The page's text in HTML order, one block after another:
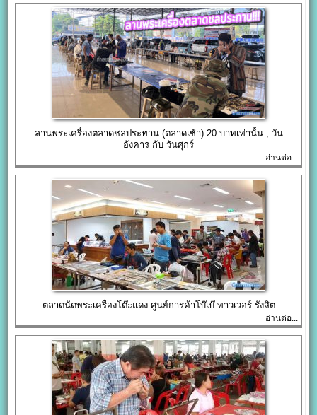
ลานพระเครื่องตลาดชลประทาน (ตลาดเช้า) 20 บาทเท่านั้น , วัน
อังคาร กับ วันศุกร์
อ่านต่อ...
ตลาดนัดพระเครื่องโต๊ะแดง ศูนย์การค้าโบ๊เบ๊ ทาวเวอร์ รังสิต
อ่านต่อ...